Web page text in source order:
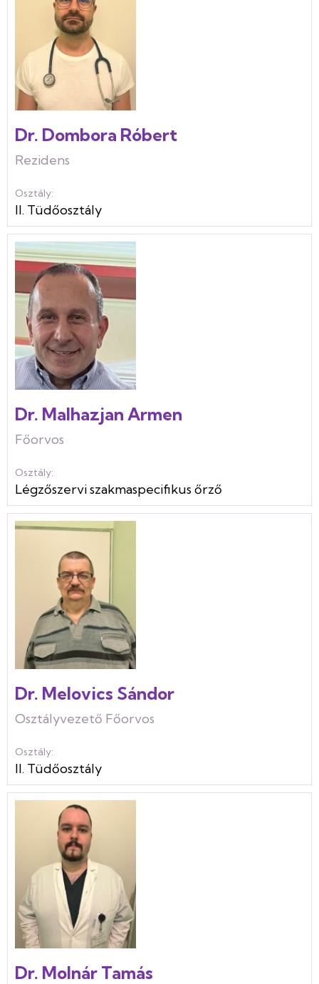
Dr. Dombora Róbert
Rezidens
Osztály:
II. Tüdőosztály
Dr. Malhazjan Armen
Főorvos
Osztály:
Légzőszervi szakmaspecifikus őrző
Dr. Melovics Sándor
Osztályvezető Főorvos
Osztály:
II. Tüdőosztály
Dr. Molnár Tamás